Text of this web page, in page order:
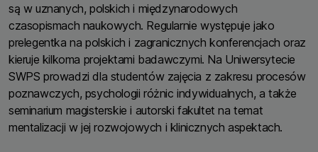
są w uznanych, polskich i międzynarodowych
czasopismach naukowych. Regularnie występuje jako
prelegentka na polskich i zagranicznych konferencjach oraz
kieruje kilkoma projektami badawczymi. Na Uniwersytecie
SWPS prowadzi dla studentów zajęcia z zakresu procesów
poznawczych, psychologii różnic indywidualnych, a także
seminarium magisterskie i autorski fakultet na temat
mentalizacji w jej rozwojowych i klinicznych aspektach.